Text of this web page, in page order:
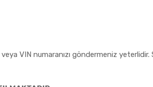
VIN numaranızı göndermeniz